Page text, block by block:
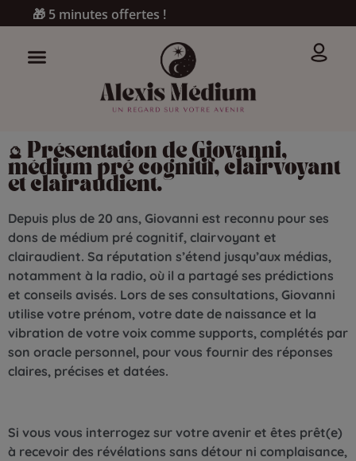
🎁 5 minutes offertes !
🔮 Présentation de Giovanni,
médium pré cognitif, clairvoyant
et clairaudient.
Depuis plus de 20 ans, Giovanni est reconnu pour ses
dons de médium pré cognitif, clairvoyant et
clairaudient. Sa réputation s’étend jusqu’aux médias,
notamment à la radio, où il a partagé ses prédictions
et conseils avisés. Lors de ses consultations, Giovanni
utilise votre prénom, votre date de naissance et la
vibration de votre voix comme supports, complétés par
son oracle personnel, pour vous fournir des réponses
claires, précises et datées.
Si vous vous interrogez sur votre avenir et êtes prêt(e)
à recevoir des révélations sans détour ni complaisance,